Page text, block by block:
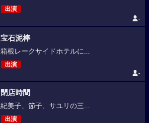
出演
-
宝石泥棒
箱根レークサイドホテルに...
出演
-
閉店時間
紀美子、節子、サユリの三...
出演